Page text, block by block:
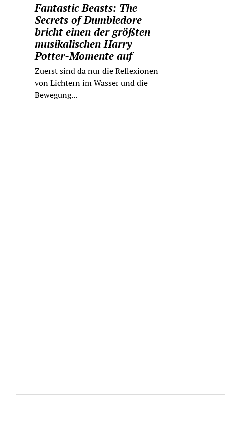
Fantastic Beasts: The
Secrets of Dumbledore
bricht einen der größten
musikalischen Harry
Potter-Momente auf
Zuerst sind da nur die Reflexionen
von Lichtern im Wasser und die
Bewegung...